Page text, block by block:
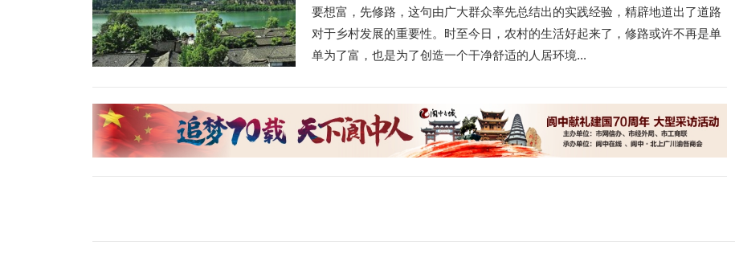
要想富，先修路，这句由广大群众率先总结出的实践经验，精辟地道出了道路
对于乡村发展的重要性。时至今日，农村的生活好起来了，修路或许不再是单
单为了富，也是为了创造一个干净舒适的人居环境...